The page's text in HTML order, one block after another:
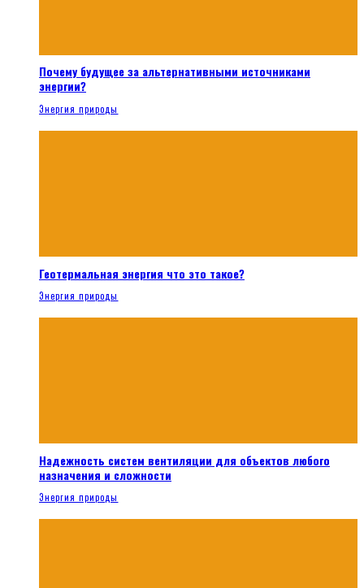
Почему будущее за альтернативными источниками
энергии?
Энергия природы
Геотермальная энергия что это такое?
Энергия природы
Надежность систем вентиляции для объектов любого
назначения и сложности
Энергия природы